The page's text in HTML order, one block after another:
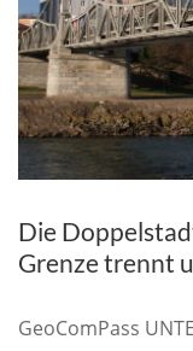
Die
Grenze trennt
GeoComPass